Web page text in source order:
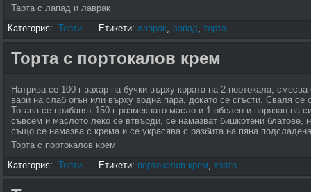
Тарта с лапад и лаврак
Категория: Торти Етикети: лаврак, лапад, торта
Торта с портокалов крем
Натрива се 100 г захар на бучки върху кората на 2 портокала,
вари на слаб огън или върху водна пара, докато се сгъсти. Сваля се
Тогава се прибавят 150 г размекнато масло и 1 обелен и нарязан на
съвсем и маслото леко се втвърди, се намазват бишкотени блатове,
също се намазва с крема и се украсява с разбита на пяна
Торта с портокалов крем
Категория: Торти Етикети: портокалов крем, торта